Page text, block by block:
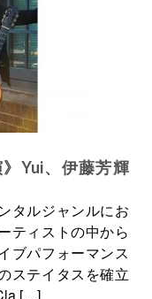
Yui、伊藤芳輝
タルジャンルにお
ティストの中から
ブパフォーマンス
ステイタスを確立